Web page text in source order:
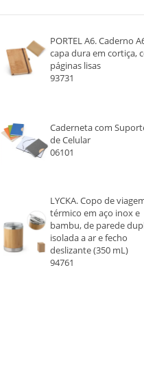
PORTEL A6. Caderno
capa dura em cortiça,
páginas lisas
93731
Caderneta com
de Celular
06101
LYCKA. Copo de
térmico em aço inox e
bambu, de parede
isolada a ar e fecho
deslizante (350 mL)
94761